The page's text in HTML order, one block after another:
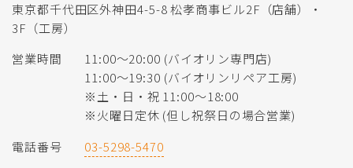
東京都千代田区外神田4-5-8 松孝商事ビル2F（店舗）・
3F（工房）
営業時間
11:00〜20:00 (バイオリン専門店)
11:00〜19:30 (バイオリンリペア工房)
※土・日・祝 11:00〜18:00
※火曜日定休 (但し祝祭日の場合営業)
電話番号
03-5298-5470